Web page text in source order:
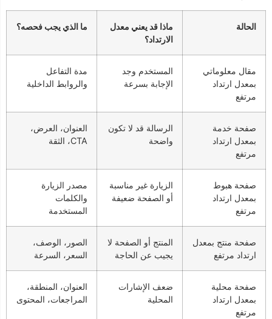
الحالة
ماذا قد يعني معدل
الارتداد؟
ما الذي يجب فحصه؟
مقال معلوماتي
بمعدل ارتداد
مرتفع
المستخدم وجد
الإجابة بسرعة
مدة التفاعل
والروابط الداخلية
صفحة خدمة
بمعدل ارتداد
مرتفع
الرسالة قد لا تكون
واضحة
العنوان، العرض،
CTA، الثقة
صفحة هبوط
بمعدل ارتداد
مرتفع
الزيارة غير مناسبة
أو الصفحة ضعيفة
مصدر الزيارة
والكلمات
المستخدمة
صفحة منتج بمعدل
ارتداد مرتفع
المنتج أو الصفحة لا
يجيب عن الحاجة
الصور، الوصف،
السعر، السرعة
صفحة محلية
بمعدل ارتداد
مرتفع
ضعف الإشارات
المحلية
العنوان، المنطقة،
المراجعات، المحتوى